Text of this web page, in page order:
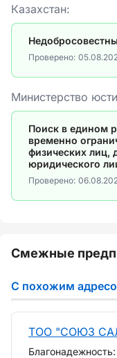
Казахстан:
Проверено:
Министерство
Поиск в едином
временно
физических лиц,
юридического
Проверено:
Смежные
С похожим
ТОО "СОЮЗ
Благонадежность: